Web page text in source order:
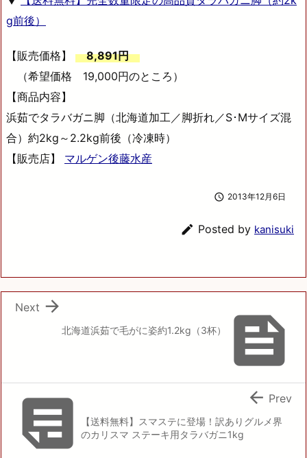
g前後）
【販売価格】 8,891円
（希望価格 19,000円のところ）
【商品内容】
浜茹でタラバガニ脚（北海道加工／脚折れ／S･Mサイズ混
合）約2kg～2.2kg前後（冷凍時）
【販売店】 マルゲン後藤水産
 2013年12月6日
 Posted by kanisuki

北海道浜茹で毛がに姿約1.2kg（3杯）

Next
 【送料無料】スマステに登場！訳ありグルメ界
のカリスマ ステーキ用タラバガニ1kg
 Prev